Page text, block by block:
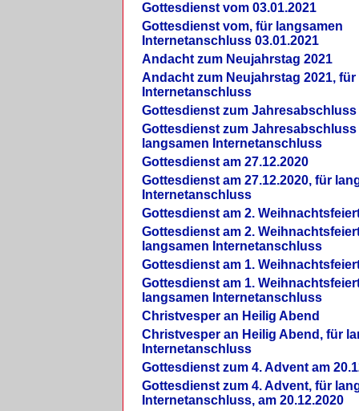
Gottesdienst vom 03.01.2021
Gottesdienst vom, für langsamen
Internetanschluss 03.01.2021
Andacht zum Neujahrstag 2021
Andacht zum Neujahrstag 2021,
Internetanschluss
Gottesdienst zum Jahresabschluss
Gottesdienst zum Jahresabschluss
langsamen Internetanschluss
Gottesdienst am 27.12.2020
Gottesdienst am 27.12.2020, für
Internetanschluss
Gottesdienst am 2.
Gottesdienst am 2.
langsamen Internetanschluss
Gottesdienst am 1.
Gottesdienst am 1.
langsamen Internetanschluss
Christvesper an Heilig Abend
Christvesper an Heilig Abend, für
Internetanschluss
Gottesdienst zum 4. Advent am
Gottesdienst zum 4. Advent, für
Internetanschluss, am 20.12.2020